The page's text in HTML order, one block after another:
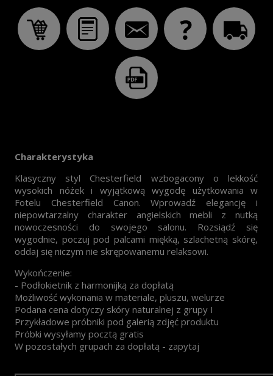
Charakterystyka
Klasyczny styl Chesterfield wzbogacony o lekkość
wysokich nóżek i wyjątkową wygodę użytkowania w
Fotelu Chesterfield Canon. Wprowadź elegancję i
niepowtarzalny charakter angielskich mebli z nutką
nowoczesności do swojego salonu. Rozsiądź się
wygodnie, poczuj pod palcami miękką, szlachetną skórę,
oddaj się niczym nie skrępowanemu relaksowi.
Wykończenie:
- Podłokietnik z harmonijką za dopłatą
Możliwość wykonania w materiale, pluszu, welurze
Podana cena dotyczy skóry naturalnej z grupy I
Przykładowe próbniki pod galerią zdjęć produktu
Próbki wysyłamy pocztą gratis
W pozostałych grupach za dopłatą - zapytaj